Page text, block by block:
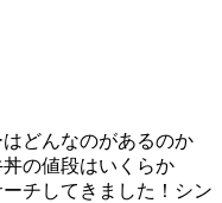
どんなのがあるのか
の値段はいくらか
チしてきました！シン